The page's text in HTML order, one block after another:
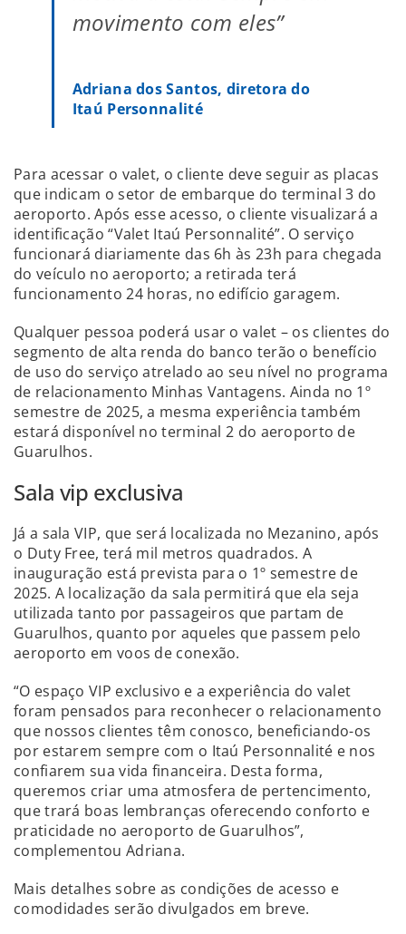
movimento com eles”
Adriana dos Santos, diretora do
Itaú Personnalité
Para acessar o valet, o cliente deve seguir as placas
que indicam o setor de embarque do terminal 3 do
aeroporto. Após esse acesso, o cliente visualizará a
identificação “Valet Itaú Personnalité”. O serviço
funcionará diariamente das 6h às 23h para chegada
do veículo no aeroporto; a retirada terá
funcionamento 24 horas, no edifício garagem.
Qualquer pessoa poderá usar o valet – os clientes do
segmento de alta renda do banco terão o benefício
de uso do serviço atrelado ao seu nível no programa
de relacionamento Minhas Vantagens. Ainda no 1º
semestre de 2025, a mesma experiência também
estará disponível no terminal 2 do aeroporto de
Guarulhos.
Sala vip exclusiva
Já a sala VIP, que será localizada no Mezanino, após
o Duty Free, terá mil metros quadrados. A
inauguração está prevista para o 1º semestre de
2025. A localização da sala permitirá que ela seja
utilizada tanto por passageiros que partam de
Guarulhos, quanto por aqueles que passem pelo
aeroporto em voos de conexão.
“O espaço VIP exclusivo e a experiência do valet
foram pensados para reconhecer o relacionamento
que nossos clientes têm conosco, beneficiando-os
por estarem sempre com o Itaú Personnalité e nos
confiarem sua vida financeira. Desta forma,
queremos criar uma atmosfera de pertencimento,
que trará boas lembranças oferecendo conforto e
praticidade no aeroporto de Guarulhos”,
complementou Adriana.
Mais detalhes sobre as condições de acesso e
comodidades serão divulgados em breve.